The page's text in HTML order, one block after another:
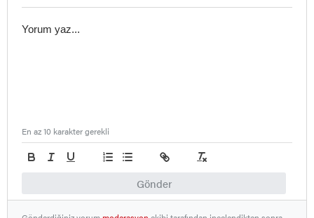
Gönder
En az 10 karakter gerekli